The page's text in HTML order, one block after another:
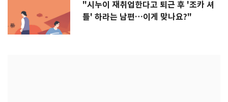
"시누이 재취업한다고 퇴근 후 '조카 셔
틀' 하라는 남편…이게 맞나요?"